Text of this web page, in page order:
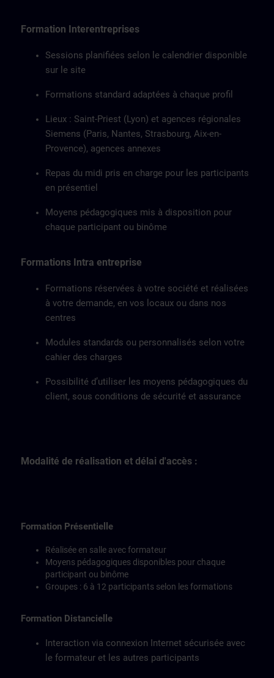
Formation Interentreprises
Sessions planifiées selon le calendrier disponible
sur le site
Formations standard adaptées à chaque profil
Lieux : Saint-Priest (Lyon) et agences régionales
Siemens (Paris, Nantes, Strasbourg, Aix-en-
Provence), agences annexes
Repas du midi pris en charge pour les participants
en présentiel
Moyens pédagogiques mis à disposition pour
chaque participant ou binôme
Formations Intra entreprise
Formations réservées à votre société et réalisées
à votre demande, en vos locaux ou dans nos
centres
Modules standards ou personnalisés selon votre
cahier des charges
Possibilité d’utiliser les moyens pédagogiques du
client, sous conditions de sécurité et assurance
Modalité de réalisation et délai d'accès :
Formation Présentielle
Réalisée en salle avec formateur
Moyens pédagogiques disponibles pour chaque
participant ou binôme
Groupes : 6 à 12 participants selon les formations
Formation Distancielle
Interaction via connexion Internet sécurisée avec
le formateur et les autres participants